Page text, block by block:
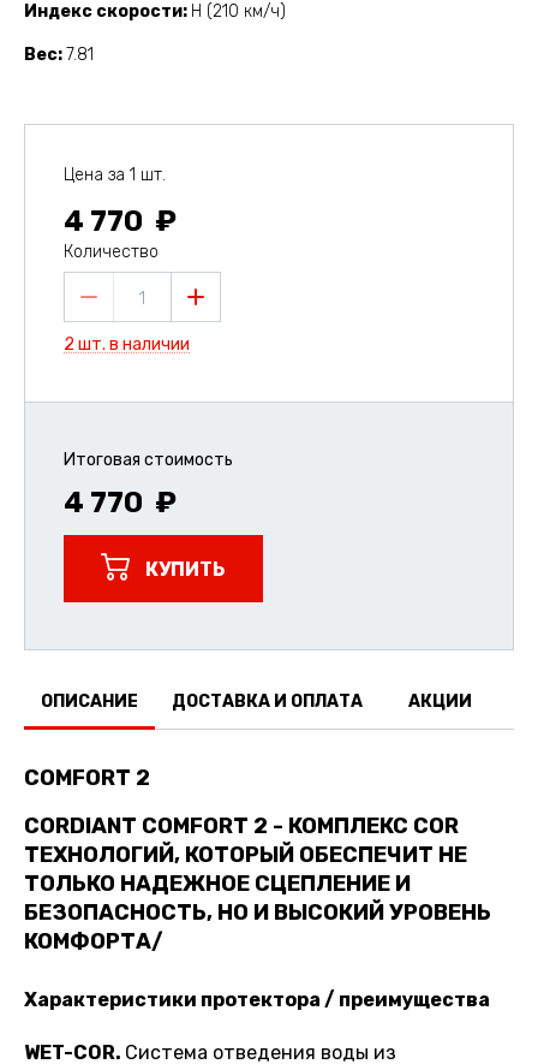
Индекс скорости H (210 км/ч)
Вес 7.81
Цена за 1 шт.
4 770
Количество
1
2 шт. в наличии
Итоговая стоимость
4 770
КУПИТЬ
ОПИСАНИЕ ДОСТАВКА И ОПЛАТА АКЦИИ
COMFORT 2
CORDIANT COMFORT 2 - КОМПЛЕКС COR
ТЕХНОЛОГИЙ, КОТОРЫЙ ОБЕСПЕЧИТ НЕ
ТОЛЬКО НАДЕЖНОЕ СЦЕПЛЕНИЕ И
БЕЗОПАСНОСТЬ, НО И ВЫСОКИЙ УРОВЕНЬ
КОМФОРТА/
Характеристики протектора / преимущества
WET-COR. Система отведения воды из